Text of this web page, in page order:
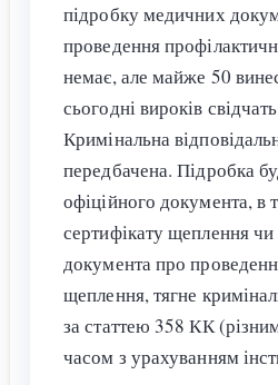
підробку медичних
проведення
немає, але майже 50
сьогодні вироків
Кримінальна
передбачена. Підробка
офіційного документа, в
сертифікату щеплення
документа про
щеплення, тягне
за статтею 358 КК
часом з урахуванням